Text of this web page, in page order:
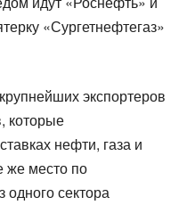
«Сургетнефтегаз»
экспортеров
которые
нефти, газа и
же место по
одного сектора